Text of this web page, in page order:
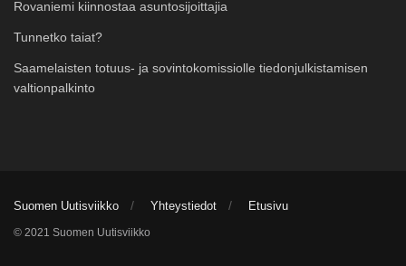
Rovaniemi kiinnostaa asuntosijoittajia
Tunnetko taiat?
Saamelaisten totuus- ja sovintokomissiolle tiedonjulkistamisen
valtionpalkinto
Suomen Uutisviikko Yhteystiedot Etusivu
© 2021 Suomen Uutisviikko